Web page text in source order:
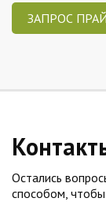
ЗАПРОС
Остались
способом, чтобы